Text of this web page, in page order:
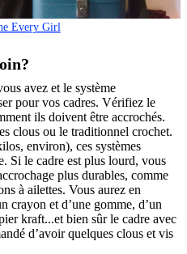
Every Girl
avez et le système
pour vos cadres. Vérifiez le
ils doivent être accrochés.
clous ou le traditionnel crochet.
environ), ces systèmes
Si le cadre est plus lourd, vous
plus durables, comme
à ailettes. Vous aurez en
crayon et d’une gomme, d’un
kraft...et bien sûr le cadre avec
d’avoir quelques clous et vis